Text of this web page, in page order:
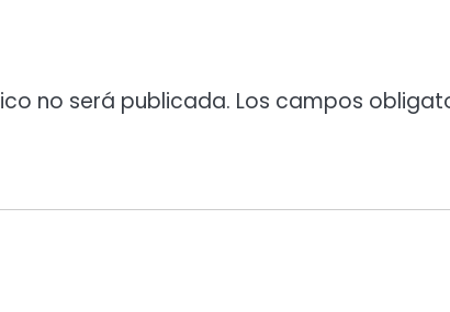
no será publicada. Los campos